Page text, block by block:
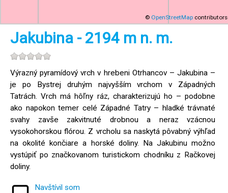
© OpenStreetMap contributors
Jakubina - 2194 m n. m.
Výrazný pyramídový vrch v hrebeni Otrhancov – Jakubina –
je po Bystrej druhým najvyšším vrchom v Západných
Tatrách. Vrch má hôľny ráz, charakterizujú ho – podobne
ako napokon temer celé Západné Tatry – hladké trávnaté
svahy zavše zakvitnuté drobnou a neraz vzácnou
vysokohorskou flórou. Z vrcholu sa naskytá pôvabný výhľad
na okolité končiare a horské doliny. Na Jakubinu možno
vystúpiť po značkovanom turistickom chodníku z Račkovej
doliny.
Navštívil som